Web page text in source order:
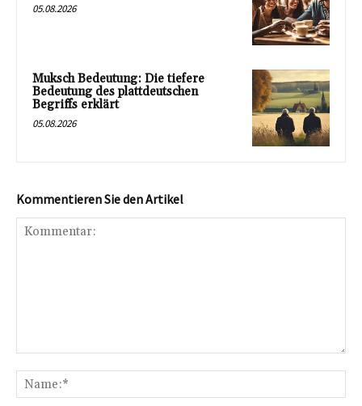
05.08.2026
Muksch Bedeutung: Die tiefere
Bedeutung des plattdeutschen
Begriffs erklärt
05.08.2026
Kommentieren Sie den Artikel